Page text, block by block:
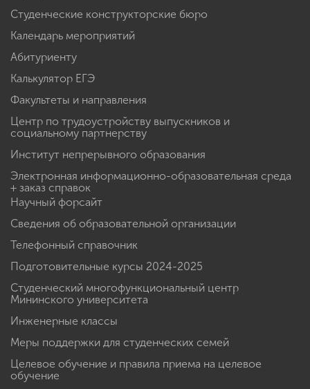
Студенческие конструкторские бюро
Календарь мероприятий
Абитуриенту
Калькулятор ЕГЭ
Факультеты и направления
Центр по трудоустройству выпускников и
социальному партнерству
Институт непрерывного образования
Электронная информационно-образовательная среда
+ заказ справок
Научный форсайт
Сведения об образовательной организации
Телефонный справочник
Подготовительные курсы 2024-2025
Студенческий многофункциональный центр
Мининского университета
Инженерные классы
Меры поддержки для студенческих семей
Целевое обучение и правила приема на целевое
обучение